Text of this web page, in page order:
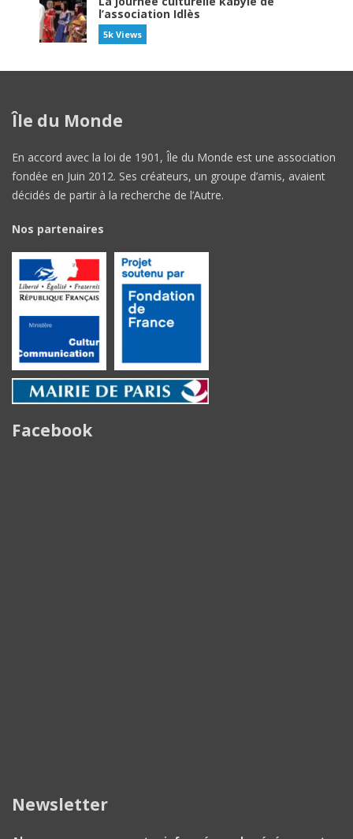
l’association Idlès
5k Views
Île du Monde
En accord avec la loi de 1901, Île du Monde est une association
fondée en Juin 2012. Ses créateurs, un groupe d’amis, avaient
décidés de partir à la recherche de l’Autre.
Nos partenaires
Facebook
Newsletter